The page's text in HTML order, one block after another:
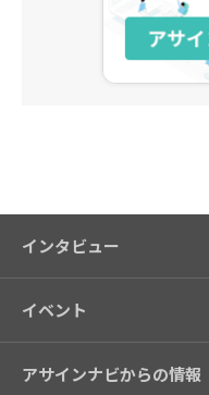
インタビュー
イベント
アサインナビからの情報